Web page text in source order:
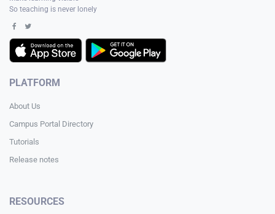
So teaching is never lonely
PLATFORM
About Us
Campus Portal Directory
Tutorials
Release notes
RESOURCES